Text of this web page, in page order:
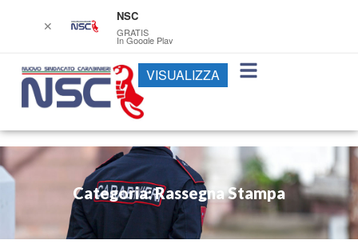
Categoria: Rassegna Stampa
✕
NSC
GRATIS
In Google Play
VISUALIZZA